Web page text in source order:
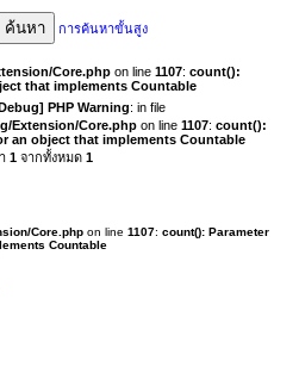
ค้นหา
การค้นหาขั้นสูง
Core.php on line 1107: count():
that implements Countable
PHP Warning: in file
Extension/Core.php on line 1107: count():
an object that implements Countable
1จากทั้งหมด 1
Core.php on line 1107: count(): Parameter
Countable